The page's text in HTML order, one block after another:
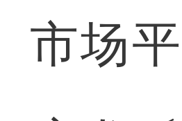
市场